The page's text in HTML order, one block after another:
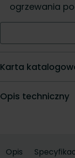
ogrzewania
Karta
Opis techniczny
Opis